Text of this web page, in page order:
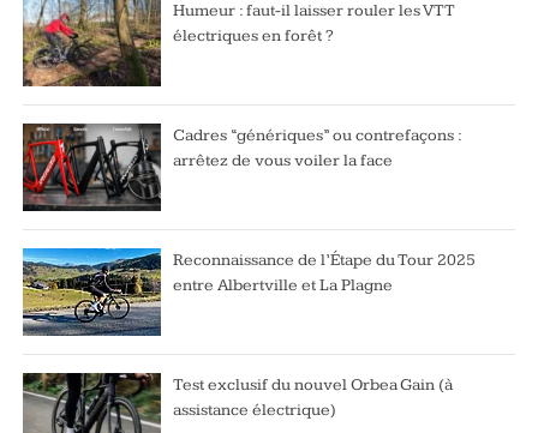
Humeur : faut-il laisser rouler les VTT
électriques en forêt ?
Cadres “génériques” ou contrefaçons :
arrêtez de vous voiler la face
Reconnaissance de l’Étape du Tour 2025
entre Albertville et La Plagne
Test exclusif du nouvel Orbea Gain (à
assistance électrique)